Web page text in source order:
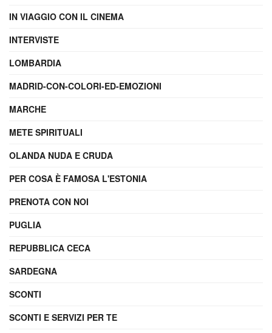
IN VIAGGIO CON IL CINEMA
INTERVISTE
LOMBARDIA
MADRID-CON-COLORI-ED-EMOZIONI
MARCHE
METE SPIRITUALI
OLANDA NUDA E CRUDA
PER COSA È FAMOSA L'ESTONIA
PRENOTA CON NOI
PUGLIA
REPUBBLICA CECA
SARDEGNA
SCONTI
SCONTI E SERVIZI PER TE